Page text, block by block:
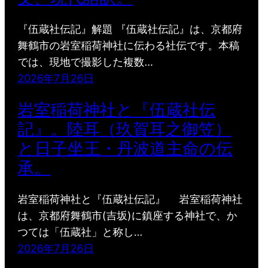
『伍蔵社伝記』解題 『伍蔵社伝記』は、京都府
舞鶴市の岩室稲荷神社に伝わる社伝です。本稿
では、現地で撮影した複数…
2026年7月26日
岩室稲荷神社と『伍蔵社伝
記』。陸耳（玖賀耳之御笠）
と日子坐王・丹波道主命の伝
承。
岩室稲荷神社と『伍蔵社伝記』 岩室稲荷神社
は、京都府舞鶴市(吉坂)に鎮座する神社で、か
つては「伍蔵社」と称し…
2026年7月26日